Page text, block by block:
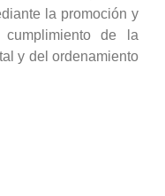
la promoción y
de la
y del ordenamiento